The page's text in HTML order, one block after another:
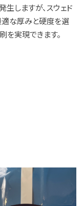
しますが、スウェド
適な厚みと硬度を選
を実現できます。